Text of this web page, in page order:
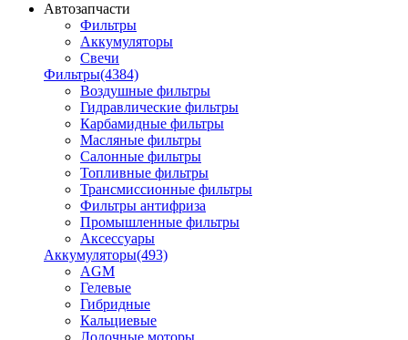
Автозапчасти
Фильтры
Аккумуляторы
Свечи
Фильтры(4384)
Воздушные фильтры
Гидравлические фильтры
Карбамидные фильтры
Масляные фильтры
Салонные фильтры
Топливные фильтры
Трансмиссионные фильтры
Фильтры антифриза
Промышленные фильтры
Аксессуары
Аккумуляторы(493)
AGM
Гелевые
Гибридные
Кальциевые
Лодочные моторы